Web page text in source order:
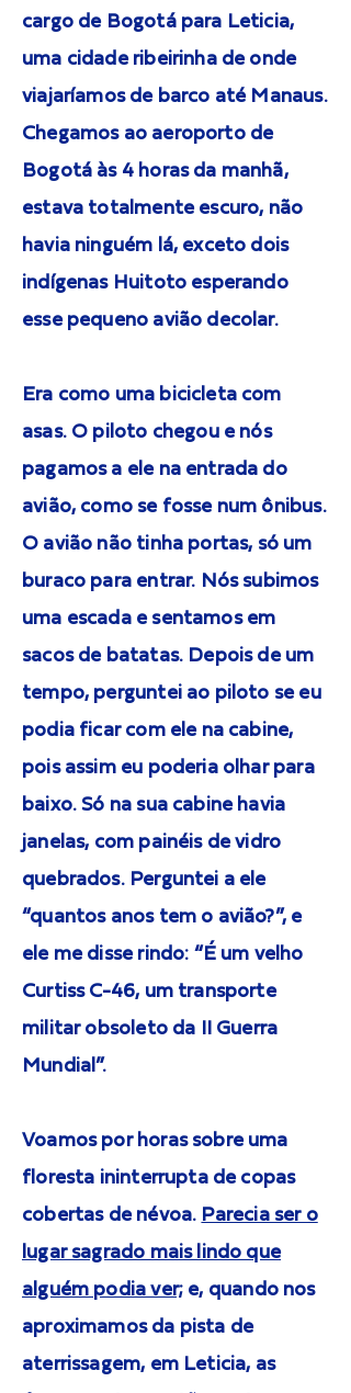
cargo de Bogotá para Leticia,
uma cidade ribeirinha de onde
viajaríamos de barco até Manaus.
Chegamos ao aeroporto de
Bogotá às 4 horas da manhã,
estava totalmente escuro, não
havia ninguém lá, exceto dois
indígenas Huitoto esperando
esse pequeno avião decolar.
Era como uma bicicleta com
asas. O piloto chegou e nós
pagamos a ele na entrada do
avião, como se fosse num ônibus.
O avião não tinha portas, só um
buraco para entrar. Nós subimos
uma escada e sentamos em
sacos de batatas. Depois de um
tempo, perguntei ao piloto se eu
podia ficar com ele na cabine,
pois assim eu poderia olhar para
baixo. Só na sua cabine havia
janelas, com painéis de vidro
quebrados. Perguntei a ele
“quantos anos tem o avião?”, e
ele me disse rindo: “É um velho
Curtiss C-46, um transporte
militar obsoleto da II Guerra
Mundial”.
Voamos por horas sobre uma
floresta ininterrupta de copas
cobertas de névoa. Parecia ser o
lugar sagrado mais lindo que
alguém podia ver; e, quando nos
aproximamos da pista de
aterrissagem, em Leticia, as